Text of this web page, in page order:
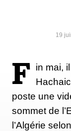
19
F in mai,
poste une
sommet de
l’Algérie